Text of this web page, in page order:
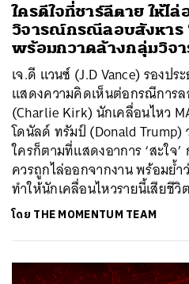
ใครดีใจที่ชาร์ลีตาย ให้ไล่
วิจารณ์กรณีลอบสังหาร
พร้อมกวาดล้างกลุ่มวิจ
เจ.ดี แวนซ์ (J.D Vance) รองปร
แสดงความคิดเห็นต่อกรณีการล
(Charlie Kirk) นักเคลื่อนไหว
โดนัลด์ ทรัมป์ (Donald Trump)
ใครก็ตามที่แสดงอาการ ‘สะใจ
ควรถูกไล่ออกจากงาน พร้อมย้
ทำให้นักเคลื่อนไหวรายนี้เสียชีวิต
โดย THE MOMENTUM TEAM